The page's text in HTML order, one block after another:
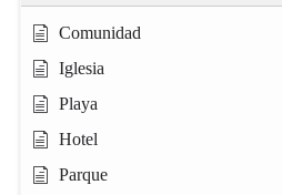
Comunidad
Iglesia
Playa
Hotel
Parque